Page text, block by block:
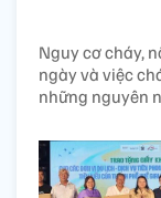
Nguy cơ cháy,
ngày và việc
những nguyên